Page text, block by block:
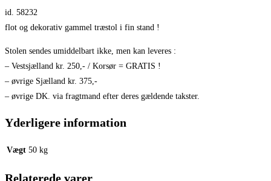
id. 58232
flot og dekorativ gammel træstol i fin stand !
Stolen sendes umiddelbart ikke, men kan leveres :
– Vestsjælland kr. 250,- / Korsør = GRATIS !
– øvrige Sjælland kr. 375,-
– øvrige DK. via fragtmand efter deres gældende takster.
Yderligere information
Vægt 50 kg
Relaterede varer